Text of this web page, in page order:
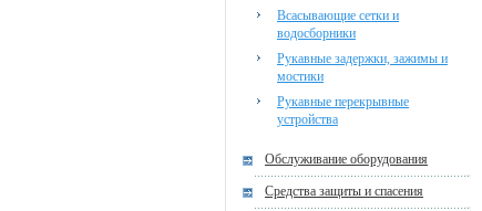
Всасывающие сетки и
водосборники
Рукавные задержки, зажимы и
мостики
Рукавные перекрывные
устройства
Обслуживание оборудования
Средства защиты и спасения